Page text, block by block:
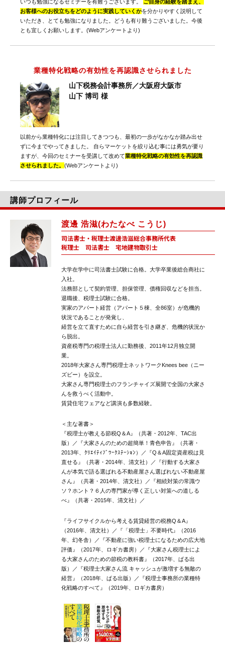
いつも勉強になるセミナーを有難うございます。 ご自身の経験を踏まえ、
お客様へのお役立ちをどのように実践していくかを分かりやすく説明して
いただき、とても勉強になりました。どうも有り難うございました。今後
とも宜しくお願いします。(Webアンケートより)
業種特化戦略の有効性を再認識させられました
山下税務会計事務所／大阪府大阪市
山下 博司 様
以前から業種特化には注目してきつつも、最初の一歩がなかなか踏み出せ
ずに今までやってきました。 自らマーケットを絞り込む事には勇気が要り
ますが、今回のセミナーを受講して改めて業種特化戦略の有効性を再認識
させられました。 (Webアンケートより)
講師プロフィール
渡邊 浩滋(わたなべ こうじ)
司法書士・税理士渡邊浩滋総合事務所代表
税理士 司法書士 宅地建物取引士
大学在学中に司法書士試験に合格。大学卒業後総合商社に
入社。
法務部として契約管理、担保管理、債権回収などを担当。
退職後、税理士試験に合格。
実家のアパート経営（アパート５棟、全86室）が危機的
状況であることが発覚し、
経営を立て直すために自ら経営を引き継ぎ、危機的状況か
ら脱出。
資産税専門の税理士法人に勤務後、2011年12月独立開
業。
2018年大家さん専門税理士ネットワークKnees bee（ニー
ズビー）を設立。
大家さん専門税理士のフランチャイズ展開で全国の大家さ
んを救うべく活動中。
賃貸住宅フェアなど講演も多数経験。
＜主な著書＞
『税理士が教える節税Q＆A』（共著・2012年、TAC出
版）／『大家さんのための超簡単！青色申告』（共著・
2013年、ｸﾘｴｲﾃｨﾌﾞﾜｰｸｽﾃｰｼｮﾝ）／『Q＆A固定資産税は見
直せる』（共著・2014年、清文社）／『行動する大家さ
んが本気で語る選ばれる不動産屋さん選ばれない不動産屋
さん』（共著・2014年、清文社）／『相続対策の常識ウ
ソ？ホント？６人の専門家が導く正しい対策への道しる
べ』（共著・2015年、清文社）／
『ライフサイクルから考える賃貸経営の税務Q＆A』
（2016年、清文社）／『「税理士」不要時代』（2016
年、幻冬舎）／『不動産に強い税理士になるための広大地
評価』（2017年、ロギカ書房）／『大家さん税理士によ
る大家さんのための節税の教科書』（2017年、ぱる出
版）／『税理士大家さん流 キャッシュが激増する無敵の
経営』（2018年、ぱる出版）／『税理士事務所の業種特
化戦略のすべて』（2019年、ロギカ書房）